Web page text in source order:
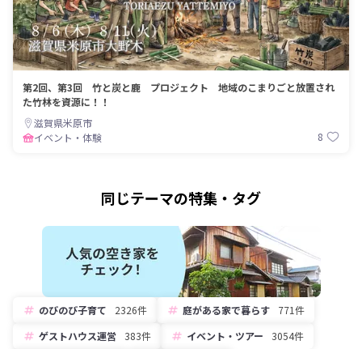
第2回、第3回 竹と炭と鹿 プロジェクト 地域のこまりごと放置され
た竹林を資源に！！
滋賀県米原市
イベント・体験
8
同じテーマの特集・タグ
のびのび子育て 2326件 庭がある家で暮らす
771件
ゲストハウス運営 383件 イベント・ツアー
3054件